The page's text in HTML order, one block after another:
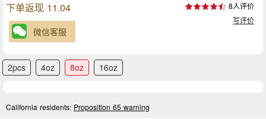
下单返现 11.04
8人评价
写评价
微信客服
2pcs 4oz 8oz 16oz
California residents: Proposition 65 warning